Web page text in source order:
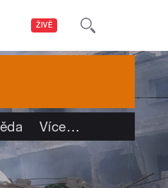
ŽIVĚ
Více…